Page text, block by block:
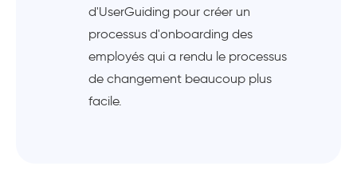
d'UserGuiding pour créer un
processus d'onboarding des
employés qui a rendu le processus
de changement beaucoup plus
facile.